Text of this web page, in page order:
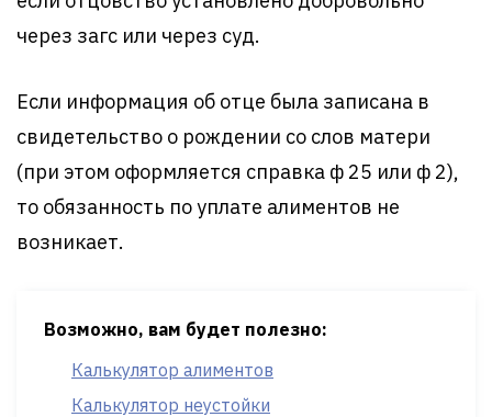
через загс или через суд.
Если информация об отце была записана в
свидетельство о рождении со слов матери
(при этом оформляется справка ф 25 или ф 2),
то обязанность по уплате алиментов не
возникает.
Возможно, вам будет полезно:
Калькулятор алиментов
Калькулятор неустойки